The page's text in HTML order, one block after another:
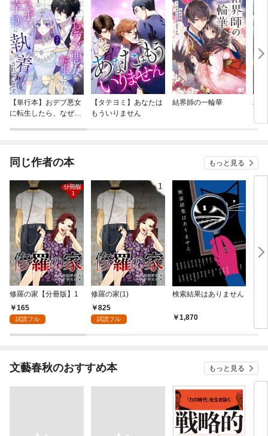
【単行本】おデブ悪女
に転生したら、なぜか
【タテヨミ】あなたは
もういりません
結界師の一輪華
バ
今
同じ作者の本 もっと見る
修羅の家【分冊版】1
165
試読フル
修羅の家(1)
825
試読フル
検索結果はありません
1,870
文藝春秋のおすすめ本 もっと見る